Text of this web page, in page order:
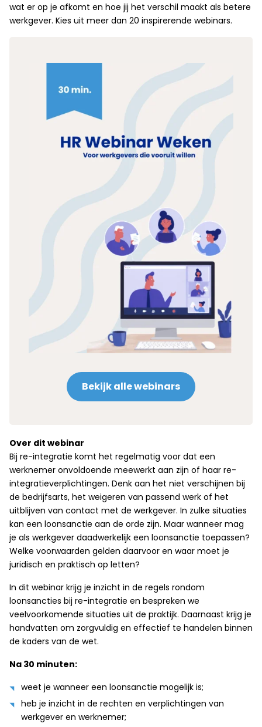
wat er op je afkomt en hoe jij het verschil maakt als betere
werkgever. Kies uit meer dan 20 inspirerende webinars.
Bekijk alle webinars
Over dit webinar
Bij re-integratie komt het regelmatig voor dat een
werknemer onvoldoende meewerkt aan zijn of haar re-
integratieverplichtingen. Denk aan het niet verschijnen bij
de bedrijfsarts, het weigeren van passend werk of het
uitblijven van contact met de werkgever. In zulke situaties
kan een loonsanctie aan de orde zijn. Maar wanneer mag
je als werkgever daadwerkelijk een loonsanctie toepassen?
Welke voorwaarden gelden daarvoor en waar moet je
juridisch en praktisch op letten?
In dit webinar krijg je inzicht in de regels rondom
loonsancties bij re-integratie en bespreken we
veelvoorkomende situaties uit de praktijk. Daarnaast krijg je
handvatten om zorgvuldig en effectief te handelen binnen
de kaders van de wet.
Na 30 minuten:
weet je wanneer een loonsanctie mogelijk is;
heb je inzicht in de rechten en verplichtingen van
werkgever en werknemer;